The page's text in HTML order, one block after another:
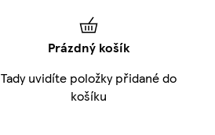
Prázdný košík
Tady uvidíte položky přidané do
košíku